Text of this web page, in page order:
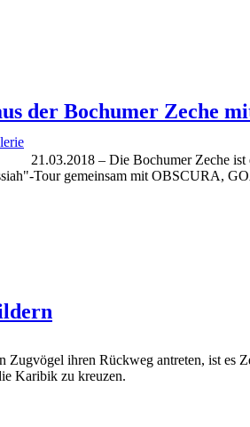
der Bochumer Zeche
21.03.2018 – Die Bochumer Zeche
Tour gemeinsam mit OBSCURA,
Zugvögel ihren Rückweg antreten, ist es
Karibik zu kreuzen.